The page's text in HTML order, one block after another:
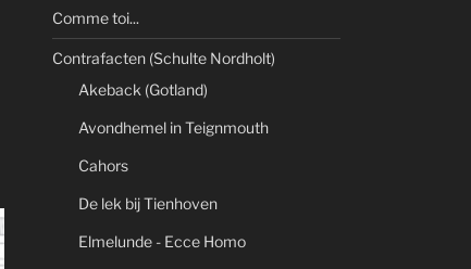
Comme toi...
Contrafacten (Schulte Nordholt)
Akeback (Gotland)
Avondhemel in Teignmouth
Cahors
De lek bij Tienhoven
Elmelunde - Ecce Homo